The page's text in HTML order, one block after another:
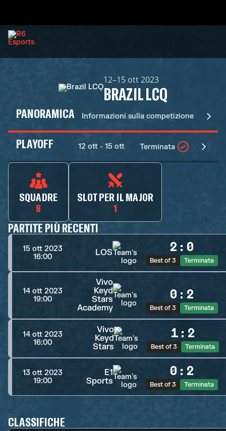
12–15 ott 2023
BRAZIL LCQ
PANORAMICA Informazioni sulla competizione
PLAYOFF 12 ott - 15 ott Terminata
SQUADRE
8
SLOT PER IL MAJOR
1
PARTITE PIÙ RECENTI
15 ott 2023
16:00
LOS 2 : 0
Best of 3 Terminata
14 ott 2023
19:00
Vivo
Keyd
Stars
Academy
0 : 2
Best of 3 Terminata
14 ott 2023
16:00
Vivo
Keyd
Stars
1 : 2
Best of 3 Terminata
13 ott 2023
19:00
E1
Sports
0 : 2
Best of 3 Terminata
CLASSIFICHE